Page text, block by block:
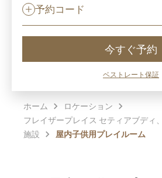
予約コード
今すぐ予約
ベストレート保証
ホーム
ロケーション
フレイザープレイス セティアブディ
施設
屋内子供用プレイルーム